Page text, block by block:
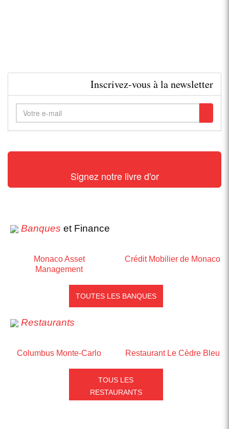
Inscrivez-vous à la newsletter
Signez notre livre d'or
Banques et Finance
Monaco Asset
Management
Crédit Mobilier de Monaco
TOUTES LES BANQUES
Restaurants
Columbus Monte-Carlo Restaurant Le Cèdre Bleu
TOUS LES
RESTAURANTS